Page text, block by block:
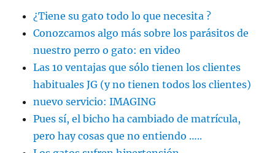
¿Tiene su gato todo lo que necesita ?
Conozcamos algo más sobre los parásitos de
nuestro perro o gato: en video
Las 10 ventajas que sólo tienen los clientes
habituales JG (y no tienen todos los clientes)
nuevo servicio: IMAGING
Pues sí, el bicho ha cambiado de matrícula,
pero hay cosas que no entiendo …..